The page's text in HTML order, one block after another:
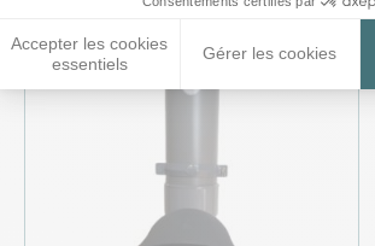
Accepter les cookies
essentiels
Gérer les cookies